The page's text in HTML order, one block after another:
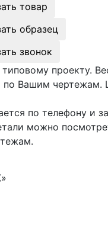
товар
образец
звонок
проекту.
Вашим чертежам.
по телефону и
можно